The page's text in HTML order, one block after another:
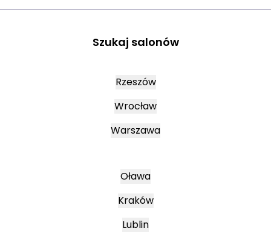
Szukaj salonów
Rzeszów
Wrocław
Warszawa
Oława
Kraków
Lublin